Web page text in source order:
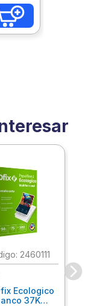
: 2460111
Ecologico
37K